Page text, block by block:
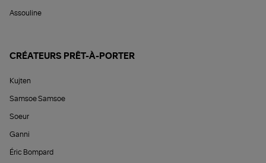
Assouline
CRÉATEURS PRÊT-À-PORTER
Kujten
Samsoe Samsoe
Soeur
Ganni
Éric Bompard